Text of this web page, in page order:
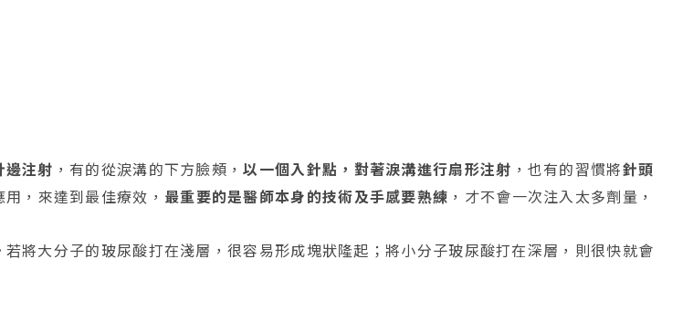
邊注射 ，有的從淚溝的下方臉頰，以一個入針點，對著淚溝進行扇形注射 ，也有的習慣將針頭
，來達到最佳療效， 最重要的是醫師本身的技術及手感要熟練 ，才不會一次注入太多劑量，
將大分子的玻尿酸打在淺層，很容易形成塊狀隆起；將小分子玻尿酸打在深層，則很快就會